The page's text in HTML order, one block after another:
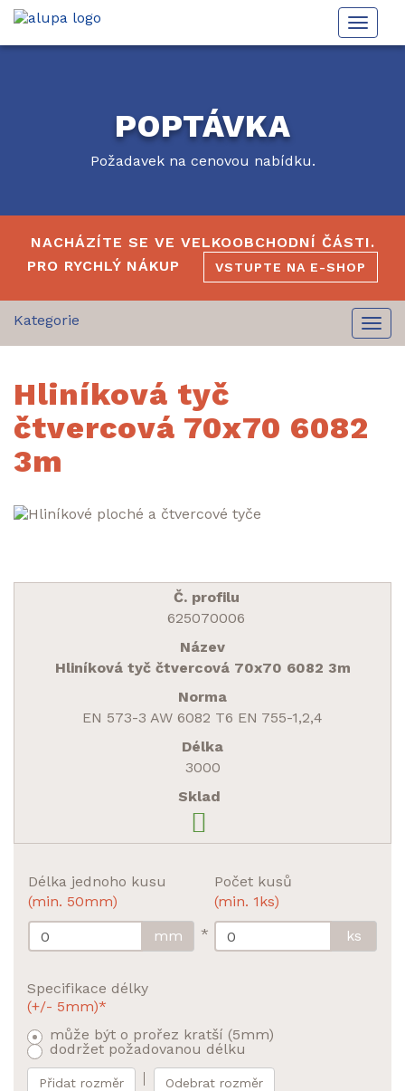
Toggle
POPTÁVKA
Požadavek na cenovou nabídku.
NACHÁZÍTE SE VE VELKOOBCHODNÍ ČÁSTI.
PRO RYCHLÝ NÁKUP
VSTUPTE NA E-SHOP
Hliníková tyč
čtvercová 70x70 6082
3m
625070006
Hliníková tyč čtvercová 70x70 6082 3m
EN 573-3 AW 6082 T6 EN 755-1,2,4
3000
Délka jednoho kusu
(min. 50mm)
mm
*
Počet kusů
(min. 1ks)
ks
Specifikace délky
(+/- 5mm)*
může být o prořez kratší (5mm)
dodržet požadovanou délku
Přidat rozměr Odebrat rozměr